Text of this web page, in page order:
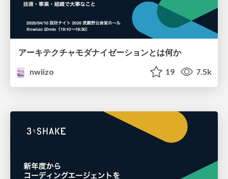
アーキテクチャモダナイゼーションとは何か
nwiizo
19 7.5k